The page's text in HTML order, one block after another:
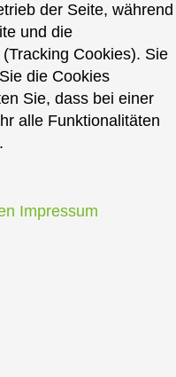
der Seite, während
und die
Cookies). Sie
die Cookies
Sie, dass bei einer
alle Funktionalitäten
Impressum